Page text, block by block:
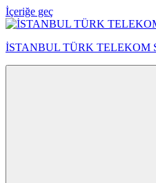
İçeriğe geç
İSTANBUL TÜRK TELEKOM